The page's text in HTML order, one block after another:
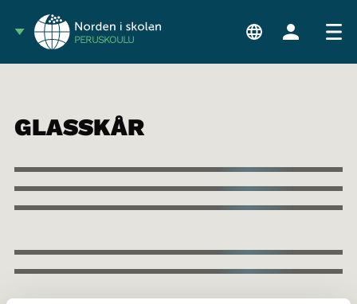
PERUSKOULU
GLASSKÅR